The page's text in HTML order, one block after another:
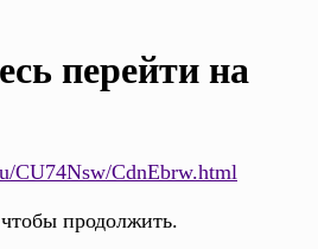
перейти на
CU74Nsw/CdnEbrw.html
продолжить.